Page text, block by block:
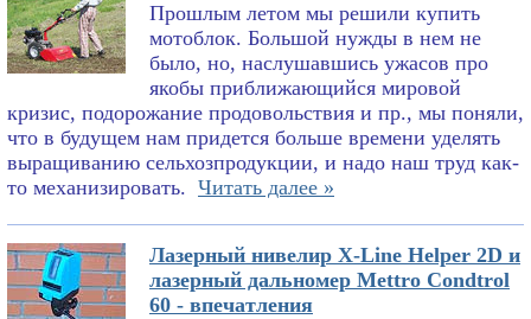
Прошлым летом мы решили купить
мотоблок. Большой нужды в нем не
было, но, наслушавшись ужасов про
якобы приближающийся мировой
кризис, подорожание продовольствия и пр., мы поняли,
что в будущем нам придется больше времени уделять
выращиванию сельхозпродукции, и надо наш труд как-
то механизировать. Читать далее »
Лазерный нивелир X-Line Helper 2D и
лазерный дальномер Mettro Condtrol
60 - впечатления